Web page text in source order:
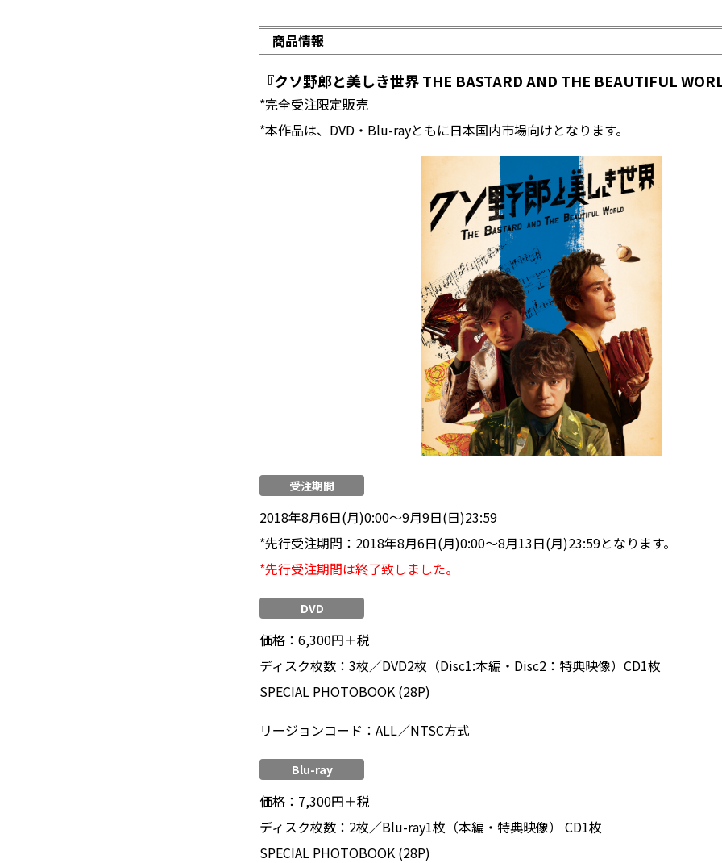
商品情報
『クソ野郎と美しき世界THE BASTARD AND THE BEAUTIFUL
*完全受注限定販売
*本作品は、DVD・Blu-rayともに日本国内市場向けとなります。
受注期間
2018年8月6日(月)0:00～9月9日(日)23:59
*先行受注期間：2018年8月6日(月)0:00～8月13日(月)23:59となります。
*先行受注期間は終了致しました。
DVD
価格：6,300円＋税
ディスク枚数：3枚／DVD2枚（Disc1:本編・Disc2：特典映像）CD1枚
SPECIAL PHOTOBOOK (28P)
リージョンコード：ALL／NTSC方式
Blu-ray
価格：7,300円＋税
ディスク枚数：2枚／Blu-ray1枚（本編・特典映像） CD1枚
SPECIAL PHOTOBOOK (28P)